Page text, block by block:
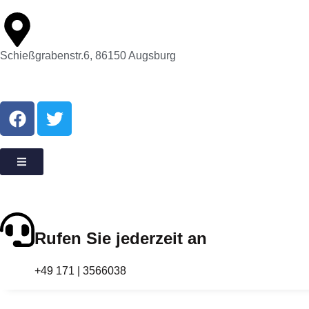
Schießgrabenstr.6, 86150 Augsburg
Rufen Sie jederzeit an
+49 171 | 3566038